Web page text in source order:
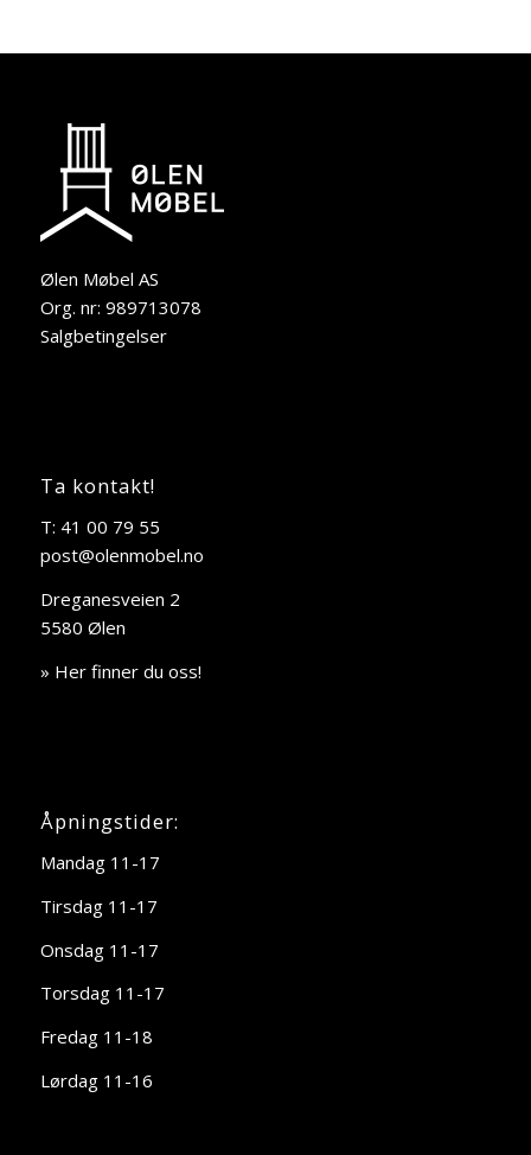
Ølen Møbel AS
Org. nr: 989713078
Salgbetingelser
Ta kontakt!
T: 41 00 79 55
post@olenmobel.no
Dreganesveien 2
5580 Ølen
» Her finner du oss!
Åpningstider:
Mandag 11-17
Tirsdag 11-17
Onsdag 11-17
Torsdag 11-17
Fredag 11-18
Lørdag 11-16